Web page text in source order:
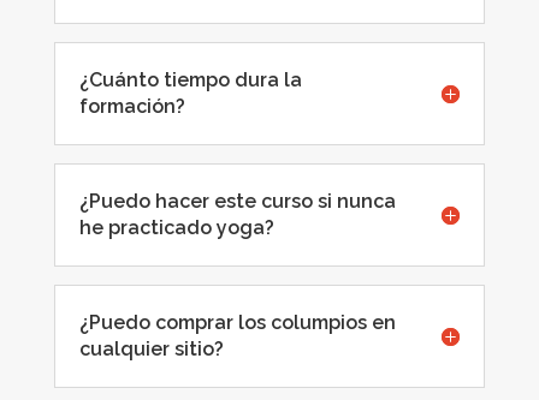
¿Cuánto tiempo dura la
formación?
¿Puedo hacer este curso si nunca
he practicado yoga?
¿Puedo comprar los columpios en
cualquier sitio?